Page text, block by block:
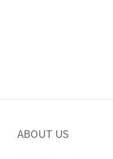
ABOUT US